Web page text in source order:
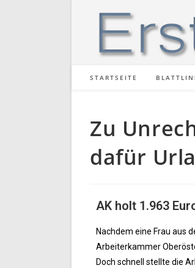
STARTSEITE
Zu
dafür
AK holt 1.963
Nachdem eine Frau aus
Arbeiterkammer
Doch schnell stellte die